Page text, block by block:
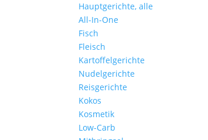
Hauptgerichte, alle
All-In-One
Fisch
Fleisch
Kartoffelgerichte
Nudelgerichte
Reisgerichte
Kokos
Kosmetik
Low-Carb